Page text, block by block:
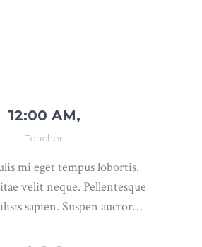
12:00 AM,
Teacher
mi eget tempus lobortis.
velit neque. Pellentesque
sapien. Suspen auctor…